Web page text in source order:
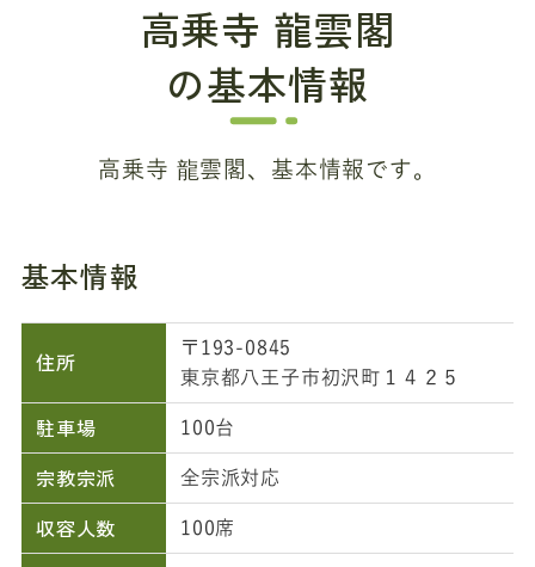
高乗寺 龍雲閣
の基本情報
高乗寺 龍雲閣、基本情報です。
基本情報
住所
〒193-0845
東京都八王子市初沢町１４２５
駐車場 100台
宗教宗派 全宗派対応
収容人数 100席